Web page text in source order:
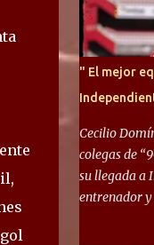
" El mejor
Cecilio
colegas de
su llegada a
entrenador y